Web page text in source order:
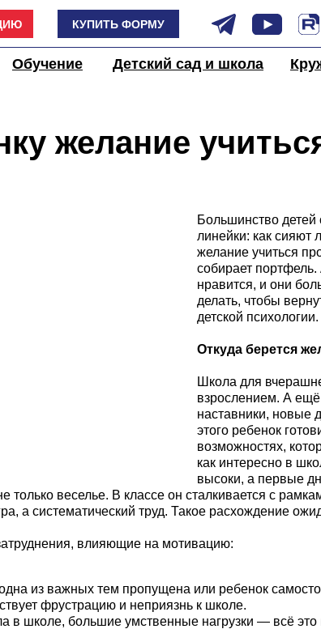
КУПИТЬ ФОРМУ
Обучение Детский сад и школа
желание
Большинство детей
линейки: как сияют
желание учиться
собирает
нравится, и они
делать, чтобы
детской психологии.
Откуда берется
Школа для
взрослением. А
наставники, новые
этого ребенок
возможностях,
как интересно в
высоки, а первые
веселье. В классе он сталкивается с
а систематический труд. Такое расхождение
влияющие на мотивацию:
из важных тем пропущена или ребенок
фрустрацию и неприязнь к школе.
в школе, большие умственные нагрузки — всё